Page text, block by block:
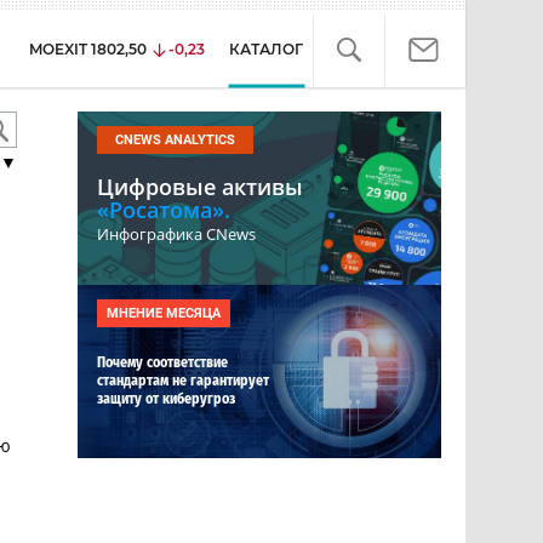
MOEXIT 1802,50 -0,23 КАТАЛОГ
CNEWS ANALYTICS
Цифровые активы
«Росатома».
Инфографика CNews
МНЕНИЕ МЕСЯЦА
Почему соответствие
стандартам не гарантирует
защиту от киберугроз